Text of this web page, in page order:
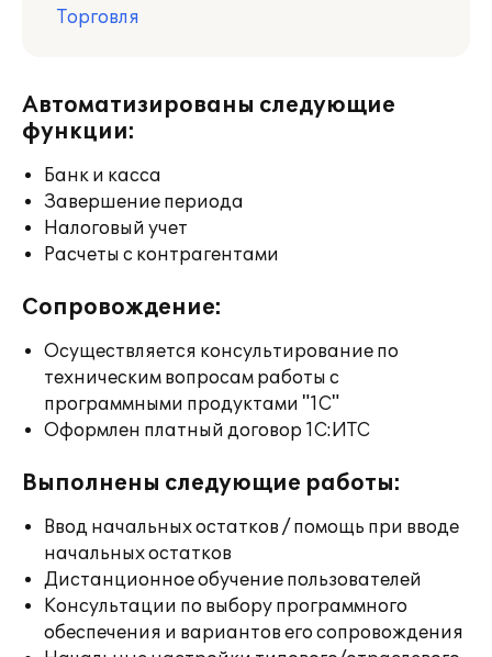
Торговля
Автоматизированы следующие
функции:
Банк и касса
Завершение периода
Налоговый учет
Расчеты с контрагентами
Сопровождение:
Осуществляется консультирование по
техническим вопросам работы с
программными продуктами "1С"
Оформлен платный договор 1С:ИТС
Выполнены следующие работы:
Ввод начальных остатков / помощь при вводе
начальных остатков
Дистанционное обучение пользователей
Консультации по выбору программного
обеспечения и вариантов его сопровождения